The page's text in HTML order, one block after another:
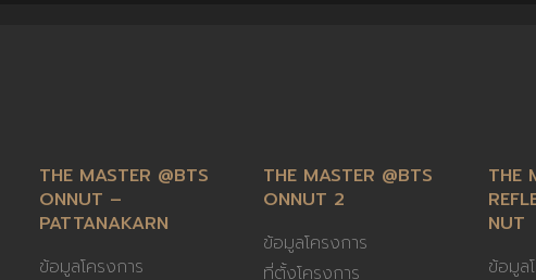
THE MASTER @BTS
ONNUT –
PATTANAKARN
ข้อมูลโครงการ
THE MASTER @BTS
ONNUT 2
ข้อมูลโครงการ
ที่ตั้งโครงการ
THE
NUT
ข้อมูล